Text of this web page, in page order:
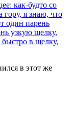
как-будто со
я знаю, что
один парень
узкую щелку,
быстро в щелку,
в этот же